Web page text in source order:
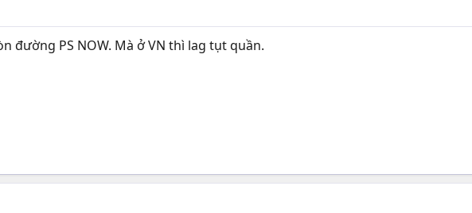
đường PS NOW. Mà ở VN thì lag tụt quần.